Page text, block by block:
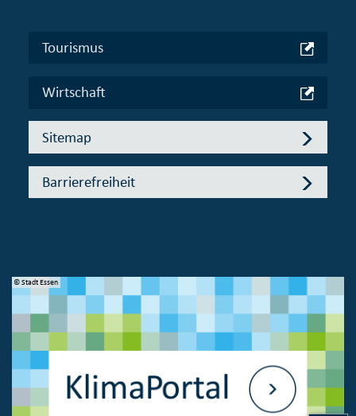
Tourismus
Wirtschaft
Sitemap
Barrierefreiheit
© Stadt Essen